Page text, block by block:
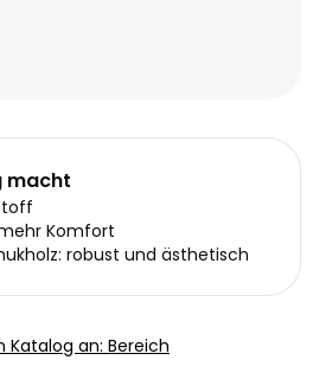
macht
Komfort
robust und ästhetisch
Katalog an: Bereich